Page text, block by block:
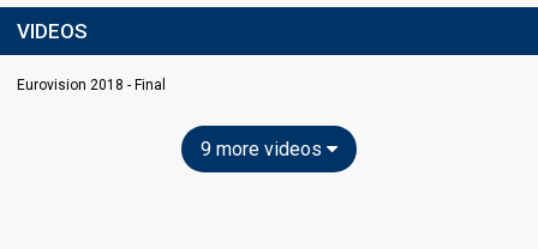
VIDEOS
Eurovision 2018 - Final
9 more videos